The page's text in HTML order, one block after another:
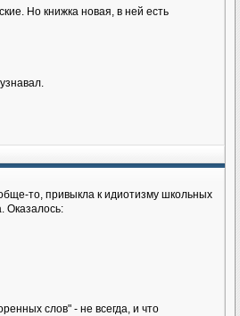
Но книжка новая, в ней есть
то, привыкла к идиотизму школьных
Оказалось:
слов" - не всегда, и что